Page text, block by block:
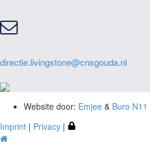
directie.livingstone@cnsgouda.nl
Website door: Emjee & Buro N11
Imprint | Privacy |